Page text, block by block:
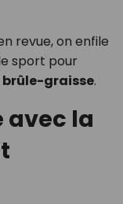
revue, on enfile
sport pour
graisse.
avec la